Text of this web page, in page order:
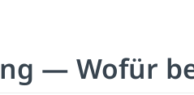
— Wofür